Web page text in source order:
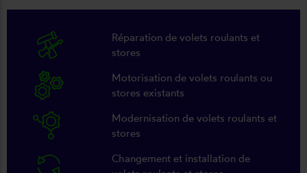
Réparation de volets roulants et
stores
Motorisation de volets roulants ou
stores existants
Modernisation de volets roulants et
stores
Changement et installation de